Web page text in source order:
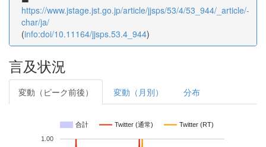
https://www.jstage.jst.go.jp/article/jjsps/53/4/53_944/_article/-
char/ja/
(info:doi/10.11164/jjsps.53.4_944)
言及状況
変動（ピーク前後） 変動（月別） 分布
合計 Twitter (通常) Twitter (RT)
1.00